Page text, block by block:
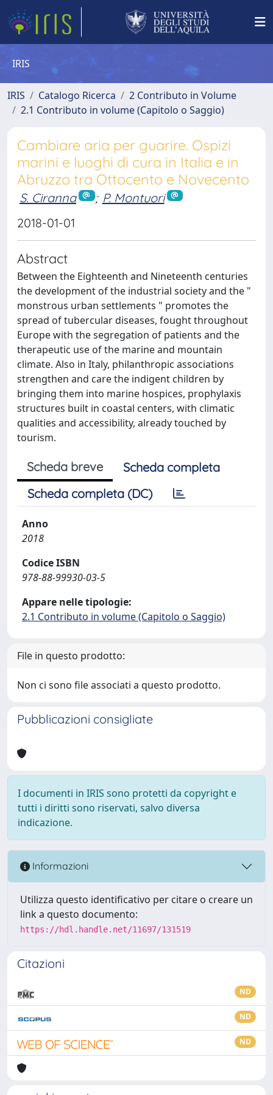
IRIS
IRIS Catalogo Ricerca
2 Contributo in Volume
2.1 Contributo in volume (Capitolo o Saggio)
Cambiare aria per guarire. Ospizi
marini e luoghi di cura in Italia e in
Abruzzo tra Ottocento e Novecento
S. Ciranna ; P. Montuori
2018-01-01
Abstract
Between the Eighteenth and Nineteenth centuries
the development of the industrial society and the "
monstrous urban settlements " promotes the
spread of tubercular diseases, fought throughout
Europe with the segregation of patients and the
therapeutic use of the marine and mountain
climate. Also in Italy, philanthropic associations
strengthen and care the indigent children by
bringing them into marine hospices, prophylaxis
structures built in coastal centers, with climatic
qualities and accessibility, already touched by
tourism.
Scheda breve
Scheda completa
Scheda completa (DC)
Anno
2018
Codice ISBN
978-88-99930-03-5
Appare nelle tipologie:
2.1 Contributo in volume (Capitolo o Saggio)
File in questo prodotto:
Non ci sono file associati a questo prodotto.
Pubblicazioni consigliate
I documenti in IRIS sono protetti da copyright e
tutti i diritti sono riservati, salvo diversa
indicazione.
Informazioni
Utilizza questo identificativo per citare o creare un
link a questo documento:
https://hdl.handle.net/11697/131519
Citazioni
ND
ND
ND